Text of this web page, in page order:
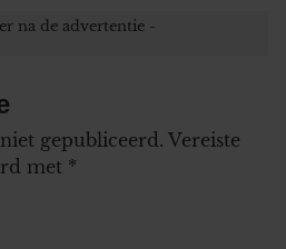
gepubliceerd. Vereiste
met *